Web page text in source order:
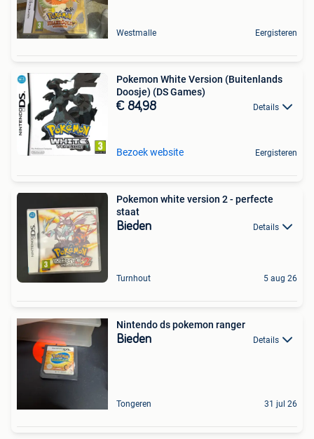
Westmalle Eergisteren
Pokemon White Version (Buitenlands
Doosje) (DS Games)
€ 84,98 Details
Bezoek website Eergisteren
Pokemon white version 2 - perfecte
staat
Bieden Details
Turnhout 5 aug 26
Nintendo ds pokemon ranger
Bieden Details
Tongeren 31 jul 26